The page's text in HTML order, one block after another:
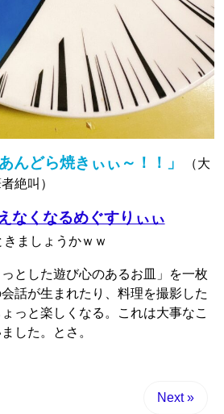
んどら焼きぃぃ～！！」
（大
絶叫）
えなくなるめぐすりぃぃ
きましょうかｗｗ
とした遊び心のあるお皿」を一枚
話が生まれたり、料理を撮影した
っと楽しくなる。これは大事なこ
した。とさ。
Next »